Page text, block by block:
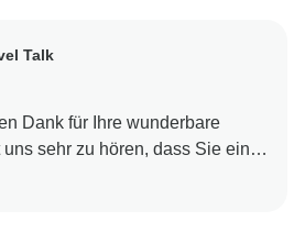
Talk
Dank für Ihre wunderbare
uns sehr zu hören, dass Sie eine
durch Griechenland hatten.